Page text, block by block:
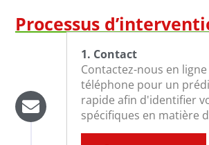
Processus
1. Contact
Contactez-nous en
téléphone pour un
rapide afin d'identifier
spécifiques en matière